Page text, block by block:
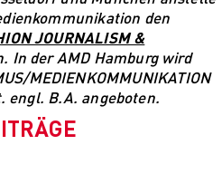
den
JOURNALISM &
In der AMD Hamburg wird
MEDIENKOMMUNIKATION
engl. B.A. angeboten.